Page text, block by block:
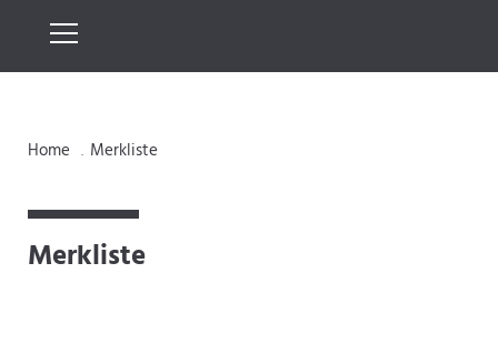
Home . Merkliste
Merkliste